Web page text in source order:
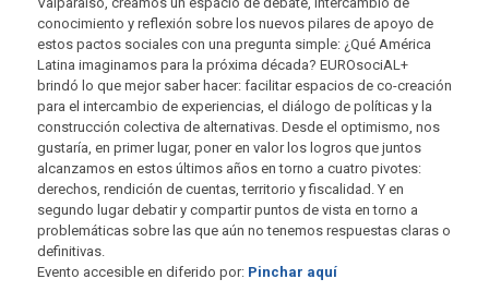
conocimiento y reflexión sobre los nuevos pilares de apoyo de
estos pactos sociales con una pregunta simple: ¿Qué América
Latina imaginamos para la próxima década? EUROsociAL+
brindó lo que mejor saber hacer: facilitar espacios de co-creación
para el intercambio de experiencias, el diálogo de políticas y la
construcción colectiva de alternativas. Desde el optimismo, nos
gustaría, en primer lugar, poner en valor los logros que juntos
alcanzamos en estos últimos años en torno a cuatro pivotes:
derechos, rendición de cuentas, territorio y fiscalidad. Y en
segundo lugar debatir y compartir puntos de vista en torno a
problemáticas sobre las que aún no tenemos respuestas claras o
definitivas.
Evento accesible en diferido por: Pinchar aquí